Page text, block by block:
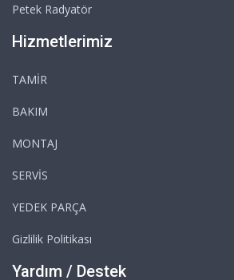
Petek Radyatör
Hizmetlerimiz
TAMİR
BAKIM
MONTAJ
SERVİS
YEDEK PARÇA
Gizlilik Politikası
Yardım / Destek